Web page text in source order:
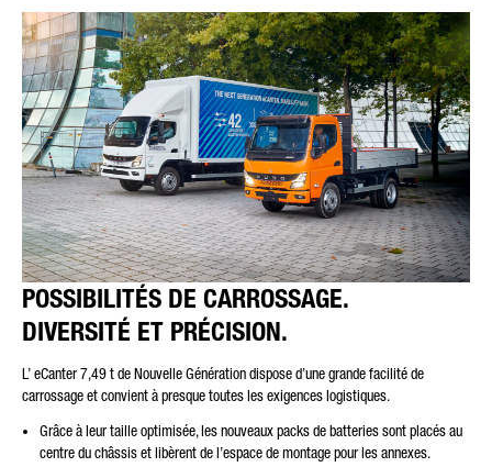
POSSIBILITÉS DE CARROSSAGE.
DIVERSITÉ ET PRÉCISION.
L’ eCanter 7,49 t de Nouvelle Génération dispose d’une grande facilité de
carrossage et convient à presque toutes les exigences logistiques.
Grâce à leur taille optimisée, les nouveaux packs de batteries sont placés au
centre du châssis et libèrent de l’espace de montage pour les annexes.